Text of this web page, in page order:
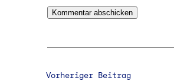
Vorheriger Beitrag